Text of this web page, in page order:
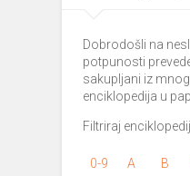
Dobrodošli na
potpunosti
sakupljani iz
enciklopedija u
Filtriraj
0-9 A B